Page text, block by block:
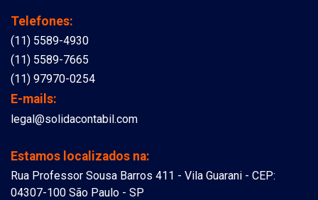
Telefones:
(11) 5589-4930
(11) 5589-7665
(11) 97970-0254
E-mails:
legal@solidacontabil.com
Estamos localizados na:
Rua Professor Sousa Barros 411 - Vila Guarani - CEP:
04307-100 São Paulo - SP